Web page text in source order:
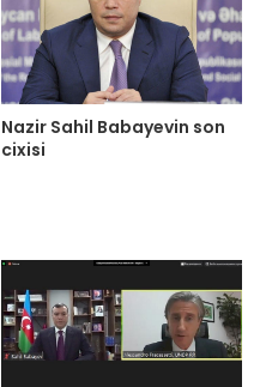
Nazir Sahil Babayevin son
cixisi